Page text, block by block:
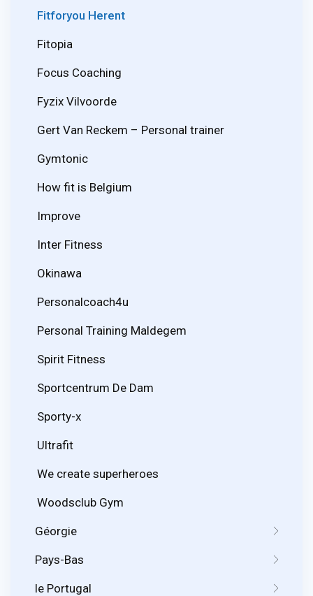
Fitforyou Herent
Fitopia
Focus Coaching
Fyzix Vilvoorde
Gert Van Reckem – Personal trainer
Gymtonic
How fit is Belgium
Improve
Inter Fitness
Okinawa
Personalcoach4u
Personal Training Maldegem
Spirit Fitness
Sportcentrum De Dam
Sporty-x
Ultrafit
We create superheroes
Woodsclub Gym
Géorgie
Pays-Bas
le Portugal